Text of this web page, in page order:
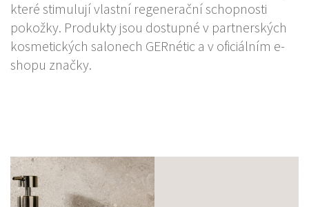
které stimulují vlastní regenerační schopnosti
pokožky. Produkty jsou dostupné v partnerských
kosmetických salonech GERnétic a v oficiálním e-
shopu značky.